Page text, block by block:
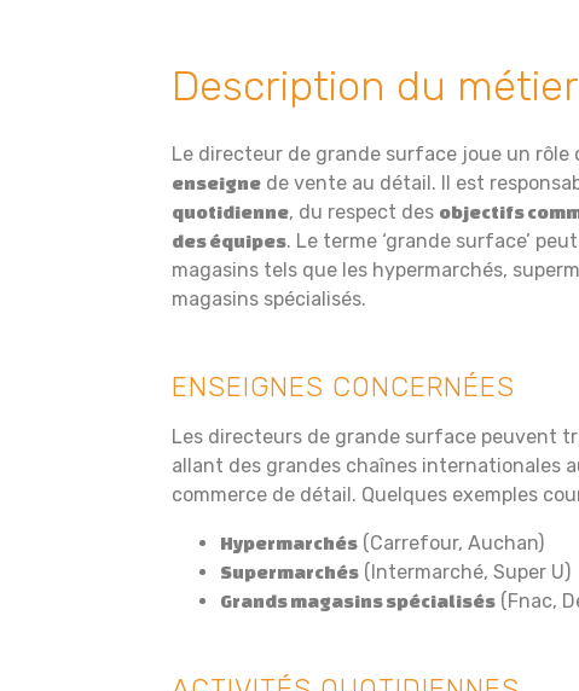
Description du métier
Le directeur de grande surface joue un rôle
enseigne de vente au détail. Il est
quotidienne, du respect des objectifs
des équipes. Le terme ‘grande surface’
magasins tels que les hypermarchés,
magasins spécialisés.
ENSEIGNES CONCERNÉES
Les directeurs de grande surface peuvent
allant des grandes chaînes internationales
commerce de détail. Quelques exemples
Hypermarchés (Carrefour, Auchan)
Supermarchés (Intermarché, Super U)
Grands magasins spécialisés (Fnac,